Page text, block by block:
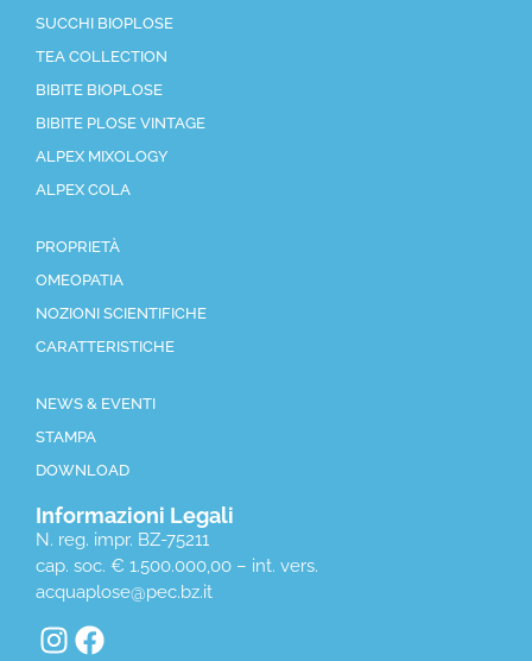
SUCCHI BIOPLOSE
TEA COLLECTION
BIBITE BIOPLOSE
BIBITE PLOSE VINTAGE
ALPEX MIXOLOGY
ALPEX COLA
PROPRIETÀ
OMEOPATIA
NOZIONI SCIENTIFICHE
CARATTERISTICHE
NEWS & EVENTI
STAMPA
DOWNLOAD
Informazioni Legali
N. reg. impr. BZ-75211
cap. soc. € 1.500.000,00 – int. vers.
acquaplose@pec.bz.it